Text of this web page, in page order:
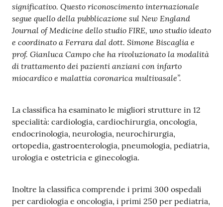
significativo. Questo riconoscimento internazionale
segue quello della pubblicazione sul New England
Journal of Medicine dello studio FIRE, uno studio ideato
e coordinato a Ferrara dal dott. Simone Biscaglia e
prof. Gianluca Campo che ha rivoluzionato la modalità
di trattamento dei pazienti anziani con infarto
miocardico e malattia coronarica multivasale”.
La classifica ha esaminato le migliori strutture in 12
specialità: cardiologia, cardiochirurgia, oncologia,
endocrinologia, neurologia, neurochirurgia,
ortopedia, gastroenterologia, pneumologia, pediatria,
urologia e ostetricia e ginecologia.
Inoltre la classifica comprende i primi 300 ospedali
per cardiologia e oncologia, i primi 250 per pediatria,